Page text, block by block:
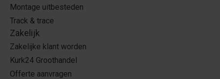
Montage uitbesteden
Track & trace
Zakelijk
Zakelijke klant worden
Kurk24 Groothandel
Offerte aanvragen